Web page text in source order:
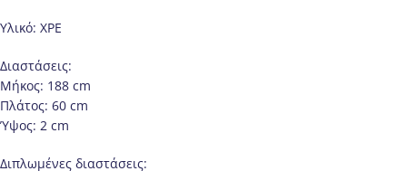
Υλικό: XPE
Διαστάσεις:
Μήκος: 188 cm
Πλάτος: 60 cm
Ύψος: 2 cm
Διπλωμένες διαστάσεις: